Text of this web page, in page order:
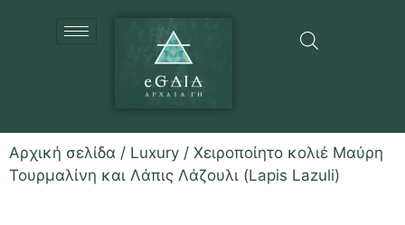
Αρχική σελίδα / Luxury / Χειροποίητο κολιέ Μαύρη
Τουρμαλίνη και Λάπις Λάζουλι (Lapis Lazuli)